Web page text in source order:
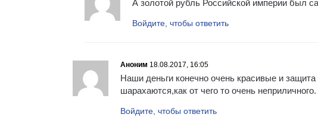
А золотой рубль Российской империи был
Войдите, чтобы ответить
Аноним 18.08.2017, 16:05
Наши деньги конечно очень красивые и
шарахаются,как от чего то очень неприличного.
Войдите, чтобы ответить